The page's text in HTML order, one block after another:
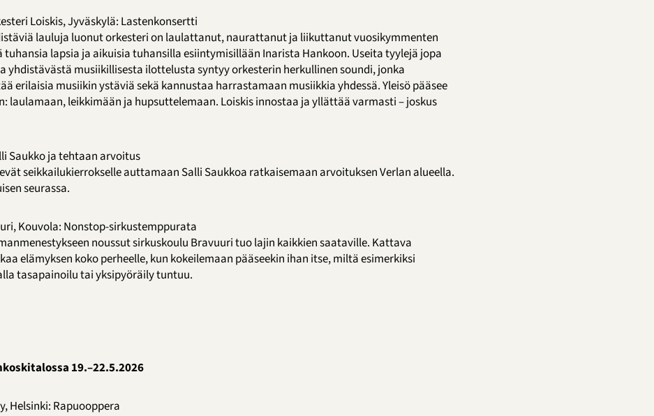
Loiskis, Jyväskylä: Lastenkonsertti
lauluja luonut orkesteri on laulattanut, naurattanut ja liikuttanut vuosikymmenten
lapsia ja aikuisia tuhansilla esiintymisillään Inarista Hankoon. Useita tyylejä jopa
yhdistävästä musiikillisesta ilottelusta syntyy orkesterin herkullinen soundi, jonka
erilaisia musiikin ystäviä sekä kannustaa harrastamaan musiikkia yhdessä. Yleisö pääsee
laulamaan, leikkimään ja hupsuttelemaan. Loiskis innostaa ja yllättää varmasti – joskus
Saukko ja tehtaan arvoitus
seikkailukierrokselle auttamaan Salli Saukkoa ratkaisemaan arvoituksen Verlan alueella.
seurassa.
Kouvola: Nonstop-sirkustemppurata
noussut sirkuskoulu Bravuuri tuo lajin kaikkien saataville. Kattava
elämyksen koko perheelle, kun kokeilemaan pääseekin ihan itse, miltä esimerkiksi
tasapainoilu tai yksipyöräily tuntuu.
19.–22.5.2026
Helsinki: Rapuooppera